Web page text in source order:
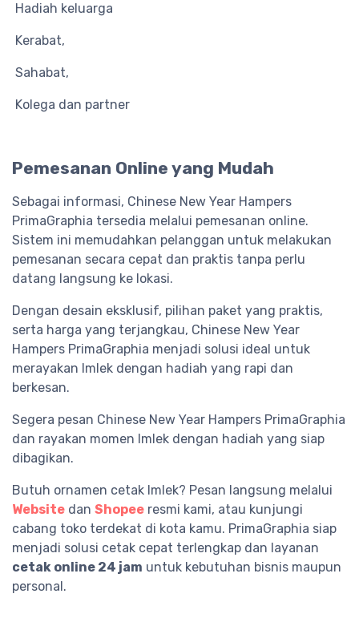
Hadiah keluarga
Kerabat,
Sahabat,
Kolega dan partner
Pemesanan Online yang Mudah
Sebagai informasi, Chinese New Year Hampers
PrimaGraphia tersedia melalui pemesanan online.
Sistem ini memudahkan pelanggan untuk melakukan
pemesanan secara cepat dan praktis tanpa perlu
datang langsung ke lokasi.
Dengan desain eksklusif, pilihan paket yang praktis,
serta harga yang terjangkau, Chinese New Year
Hampers PrimaGraphia menjadi solusi ideal untuk
merayakan Imlek dengan hadiah yang rapi dan
berkesan.
Segera pesan Chinese New Year Hampers PrimaGraphia
dan rayakan momen Imlek dengan hadiah yang siap
dibagikan.
Butuh ornamen cetak Imlek? Pesan langsung melalui
Website dan Shopee resmi kami, atau kunjungi
cabang toko terdekat di kota kamu. PrimaGraphia siap
menjadi solusi cetak cepat terlengkap dan layanan
cetak online 24 jam untuk kebutuhan bisnis maupun
personal.